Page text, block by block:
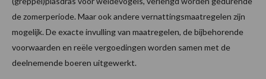
de zomerperiode. Maar ook andere vernattingsmaatregelen zijn
mogelijk. De exacte invulling van maatregelen, de bijbehorende
voorwaarden en reële vergoedingen worden samen met de
deelnemende boeren uitgewerkt.